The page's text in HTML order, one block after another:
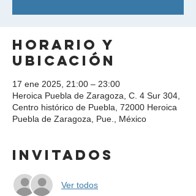
Horario y
ubicación
17 ene 2025, 21:00 – 23:00
Heroica Puebla de Zaragoza, C. 4 Sur 304,
Centro histórico de Puebla, 72000 Heroica
Puebla de Zaragoza, Pue., México
Invitados
Ver todos